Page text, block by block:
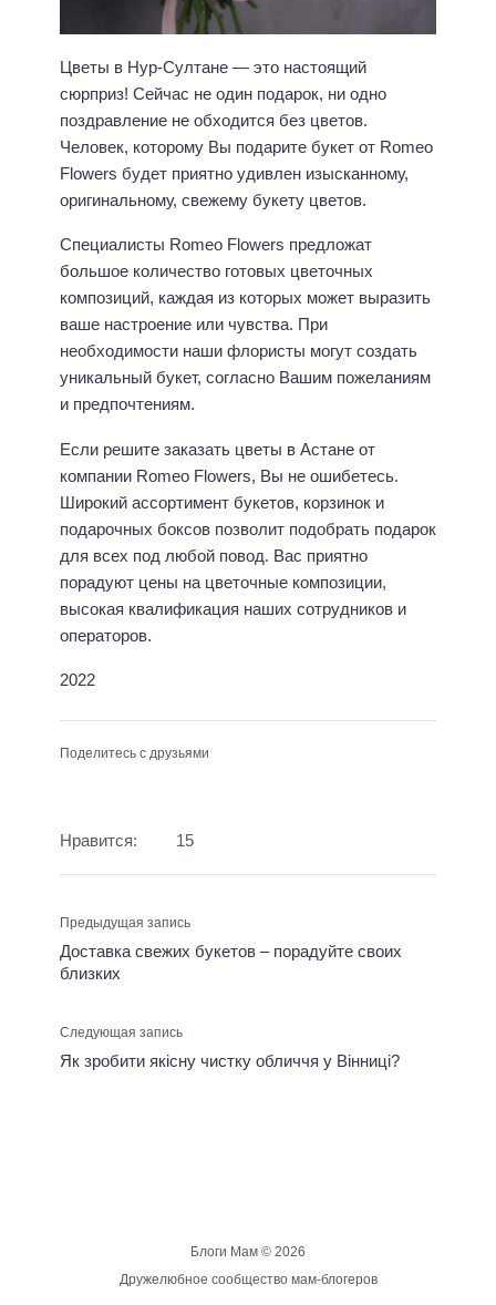
Цветы в Нур-Султане — это настоящий
сюрприз! Сейчас не один подарок, ни одно
поздравление не обходится без цветов.
Человек, которому Вы подарите букет от Romeo
Flowers будет приятно удивлен изысканному,
оригинальному, свежему букету цветов.
Специалисты Romeo Flowers предложат
большое количество готовых цветочных
композиций, каждая из которых может выразить
ваше настроение или чувства. При
необходимости наши флористы могут создать
уникальный букет, согласно Вашим пожеланиям
и предпочтениям.
Если решите заказать цветы в Астане от
компании Romeo Flowers, Вы не ошибетесь.
Широкий ассортимент букетов, корзинок и
подарочных боксов позволит подобрать подарок
для всех под любой повод. Вас приятно
порадуют цены на цветочные композиции,
высокая квалификация наших сотрудников и
операторов.
2022
Поделитесь с друзьями
Нравится: 15
Предыдущая запись
Доставка свежих букетов – порадуйте своих
близких
Следующая запись
Як зробити якісну чистку обличчя у Вінниці?
Блоги Мам © 2026
Дружелюбное сообщество мам-блогеров